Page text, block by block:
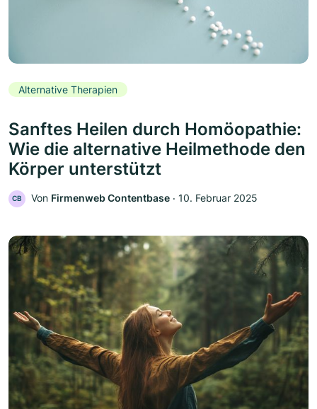
Alternative Therapien
Sanftes Heilen durch Homöopathie:
Wie die alternative Heilmethode den
Körper unterstützt
CB Von Firmenweb Contentbase ‧ 10. Februar 2025